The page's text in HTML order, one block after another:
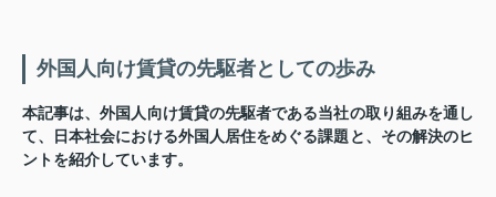
外国人向け賃貸の先駆者としての歩み
本記事は、外国人向け賃貸の先駆者である当社の取り組みを通し
て、日本社会における外国人居住をめぐる課題と、その解決のヒ
ントを紹介しています。